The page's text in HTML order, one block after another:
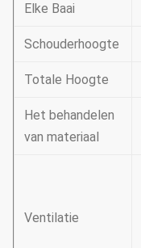
Elke Baai
Schouderhoogte
Totale Hoogte
Het behandelen
van materiaal
Ventilatie